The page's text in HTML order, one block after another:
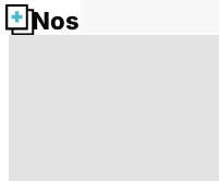
Nos fiches santé